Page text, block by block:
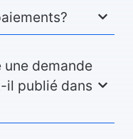
une demande
il publié dans